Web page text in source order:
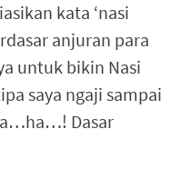
kata ‘nasi
anjuran para
untuk bikin Nasi
saya ngaji sampai
Dasar